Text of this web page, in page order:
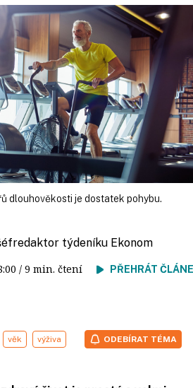
dlouhověkosti je dostatek pohybu.
týdeníku Ekonom
/ 9 min. čtení PŘEHRÁT
věk výživa ODEBÍRAT TÉMA